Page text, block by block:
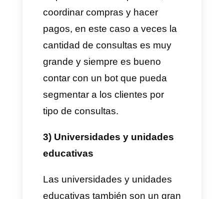
de uso principales
son:
1) Clínicas odontológicas
Los chatbots son super utiles
para las clínicas odontológicas,
todos sabemos que este tipo de
negocios reciben muchas
muchas de ellas es necesario